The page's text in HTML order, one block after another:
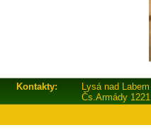
Kontakty: Lysá nad Labem
Čs.Armády 1221